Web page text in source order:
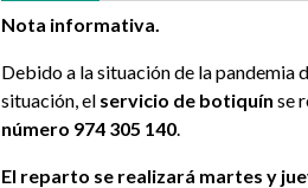
Nota informativa.
Debido a la situación de la pandemia
situación, el servicio de botiquín se
número 974 305 140.
El reparto se realizará martes y